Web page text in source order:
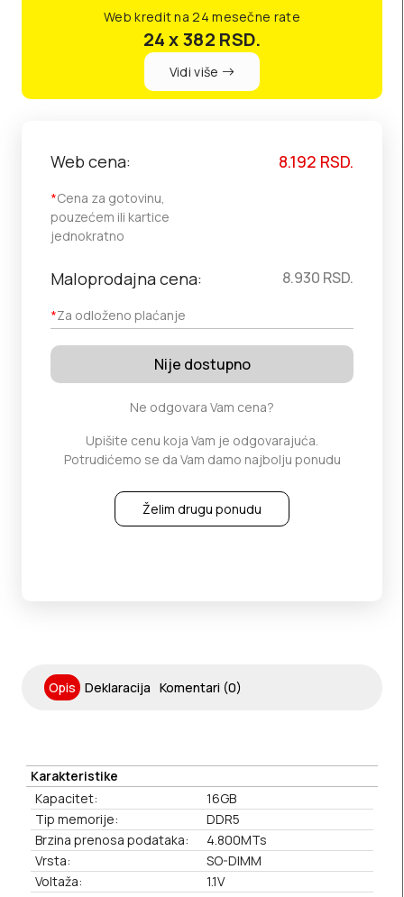
Web kredit na 24 mesečne rate
24 x 382 RSD.
Vidi više
Web cena:
*Cena za gotovinu,
pouzećem ili kartice
jednokratno
8.192 RSD.
Maloprodajna cena:
*Za odloženo plaćanje
8.930 RSD.
Nije dostupno
Ne odgovara Vam cena?
Upišite cenu koja Vam je odgovarajuća.
Potrudićemo se da Vam damo najbolju ponudu
Želim drugu ponudu
Opis Deklaracija Komentari (0)
Karakteristike
Kapacitet:
16GB
Tip memorije:
DDR5
Brzina prenosa podataka:
4.800MTs
Vrsta:
SO-DIMM
Voltaža:
1.1V